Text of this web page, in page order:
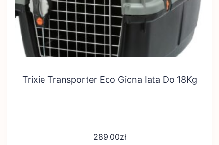
Trixie Transporter Eco Giona Iata Do 18Kg
289.00zł